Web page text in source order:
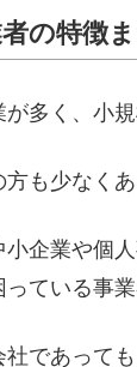
の特徴
多く、小
も少なくあ
小企業や個
ている事
であって